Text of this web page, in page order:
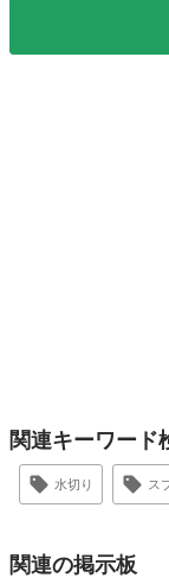
関連キーワード
水切り ス
関連の掲示板